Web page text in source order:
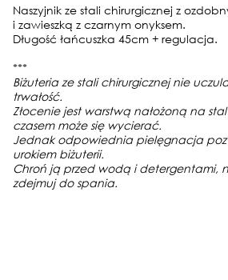
Naszyjnik ze stali chirurgicznej z
i zawieszką z czarnym onyksem.
Długość łańcuszka 45cm + regulacja.
***
Biżuteria ze stali chirurgicznej nie
trwałość.
Złocenie jest warstwą nałożoną na
czasem może się wycierać.
Jednak odpowiednia pielęgnacja
urokiem biżuterii.
Chroń ją przed wodą i detergentami,
zdejmuj do spania.